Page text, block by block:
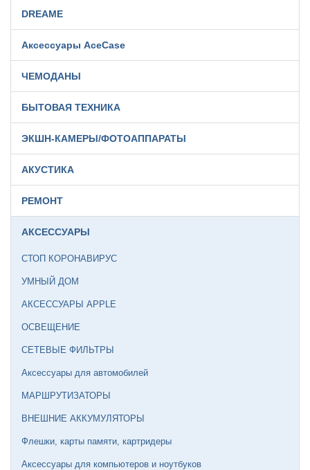
DREAME
Аксессуары AceCase
ЧЕМОДАНЫ
БЫТОВАЯ ТЕХНИКА
ЭКШН-КАМЕРЫ/ФОТОАППАРАТЫ
АКУСТИКА
РЕМОНТ
АКСЕССУАРЫ
СТОП КОРОНАВИРУС
УМНЫЙ ДОМ
АКСЕССУАРЫ APPLE
ОСВЕЩЕНИЕ
СЕТЕВЫЕ ФИЛЬТРЫ
Аксессуары для автомобилей
МАРШРУТИЗАТОРЫ
ВНЕШНИЕ АККУМУЛЯТОРЫ
Флешки, карты памяти, картридеры
Аксессуары для компьютеров и ноутбуков